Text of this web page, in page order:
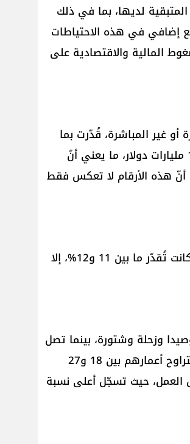
لديها، بما في ذلك
إضافي في هذه الاحتياطات
المالية والاقتصادية على
غير المباشرة، قُدّرت بما
بين 13 و14 مليار دولار، في حين بلغت كلفة الحرب الأخيرة حتى اليوم نحو 10 مليارات دولار، ما يعني أنّ
دولار، مع الإشارة إلى أنّ هذه الأرقام لا تعكس فقط
وفي ما يتعلق بملف البطالة، أوضح د. بواب أنّ النسبة الرسمية قبل الأزمة كانت تُقدّر ما بين 11 و12%، إلا
وزحلة وشتورة، بينما تصل
في المناطق الريفية إلى ما بين 40 و45%، خصوصًا بين فئة الشباب الذين تتراوح أعمارهم بين 18 و27
العمل، حيث تسجّل أعلى نسبة